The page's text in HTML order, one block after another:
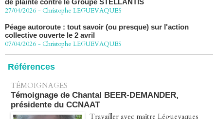
Péage autoroute : tout savoir (ou presque) sur l'action
collective ouverte le 2 avril
Références
TÉMOIGNAGES
Témoignage de Chantal BEER-DEMANDER,
présidente du CCNAAT
Travailler avec maître Léguevaques